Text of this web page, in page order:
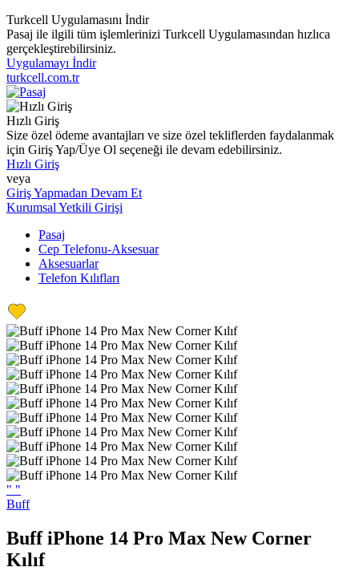
Turkcell Uygulamasını İndir
Pasaj ile ilgili tüm işlemlerinizi Turkcell Uygulamasından hızlıca
gerçekleştirebilirsiniz.
Uygulamayı İndir
turkcell.com.tr
Hızlı Giriş
Size özel ödeme avantajları ve size özel tekliflerden faydalanmak
için Giriş Yap/Üye Ol seçeneği ile devam edebilirsiniz.
Hızlı Giriş
veya
Giriş Yapmadan Devam Et
Kurumsal Yetkili Girişi
Pasaj
Cep Telefonu-Aksesuar
Aksesuarlar
Telefon Kılıfları
" "
Buff
Buff iPhone 14 Pro Max New Corner
Kılıf